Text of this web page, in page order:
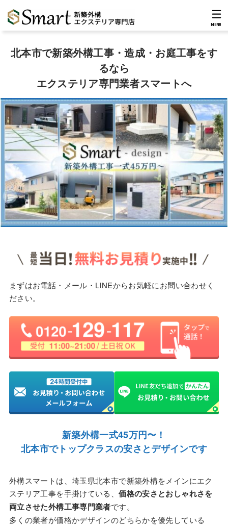
MENU
北本市で新築外構工事・造成・お庭工事をす
るなら
エクステリア専門業者スマートへ
まずはお電話・メール・LINEからお気軽にお問い合わせく
ださい。
新築外構一式45万円〜！
北本市でトップクラスの安さとデザインです
外構スマートは、埼玉県北本市で新築外構をメインにエク
ステリア工事を手掛けている、価格の安さとおしゃれさを
両立させた外構工事専門業者です。
多くの業者が価格かデザインのどちらかを優先している